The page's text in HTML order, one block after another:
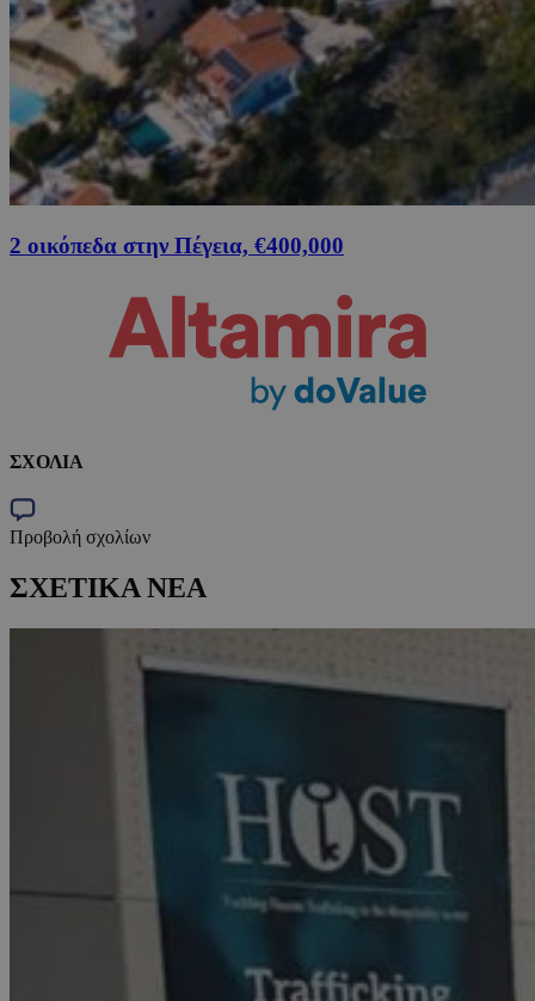
2 οικόπεδα στην Πέγεια, €400,000
ΣΧΟΛΙΑ
Προβολή σχολίων
ΣΧΕΤΙΚΑ ΝΕΑ